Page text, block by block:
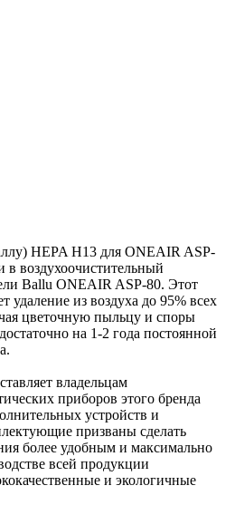
HEPA Н13 для ONEAIR ASP-
в воздухоочистительный
Ballu ONEAIR ASP-80. Этот
удаление из воздуха до 95% всех
цветочную пыльцу и споры
на 1-2 года постоянной
владельцам
приборов этого бренда
устройств и
призваны сделать
более удобным и максимально
всей продукции
и экологичные